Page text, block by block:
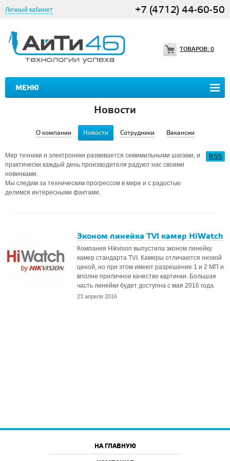
Личный кабинет +7 (4712) 44-60-50
МЕНЮ
ТОВАРОВ: 0
Новости
О компании Новости Сотрудники Вакансии
RSS
Мир техники и электроники развивается семимильными шагами, и
практически каждый день производителя радуют нас своими
новинками.
Мы следим за техническим прогрессом в мире и с радостью
делимся интересными фактами.
Эконом линейка TVI камер HiWatch
Компания Hikvison выпустила эконом линейку
камер стандарта TVI. Камеры отличаются низкой
ценой, но при этом имеют разрешение 1 и 2 МП и
вполне приличное качество картинки. Большая
часть линейки будет доступна с мая 2016 года.
23 апреля 2016
НА ГЛАВНУЮ